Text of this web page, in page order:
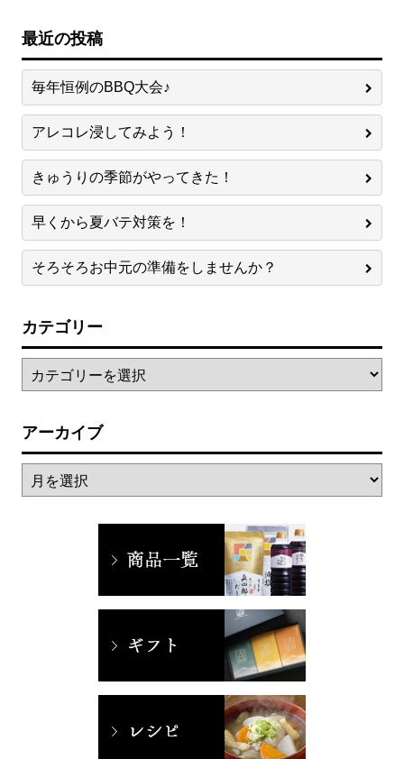
最近の投稿
毎年恒例のBBQ大会♪
アレコレ浸してみよう！
きゅうりの季節がやってきた！
早くから夏バテ対策を！
そろそろお中元の準備をしませんか？
カテゴリー
アーカイブ